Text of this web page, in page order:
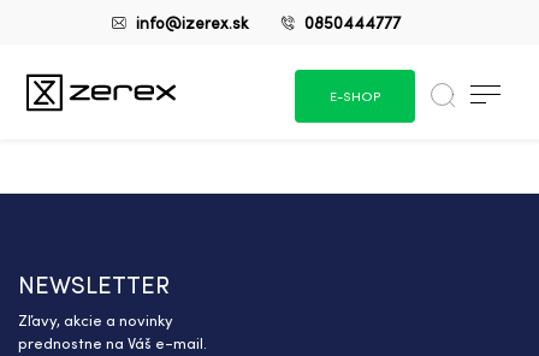
info@izerex.sk 0850444777
E-SHOP
NEWSLETTER
Zľavy, akcie a novinky
prednostne na Váš e-mail.